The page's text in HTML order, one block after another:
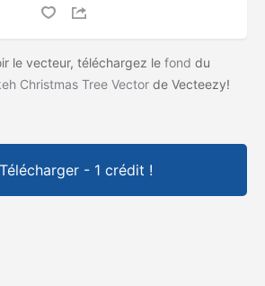
le vecteur, téléchargez le fond du
Christmas Tree Vector de Vecteezy!
Télécharger - 1 crédit !